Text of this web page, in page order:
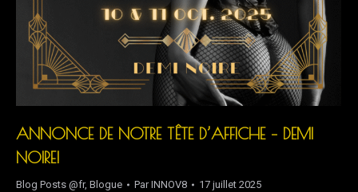
ANNONCE DE NOTRE TÊTE D’AFFICHE – DEMI
NOIRE!
Blog Posts @fr, Blogue ParINNOV8 17 juillet 2025